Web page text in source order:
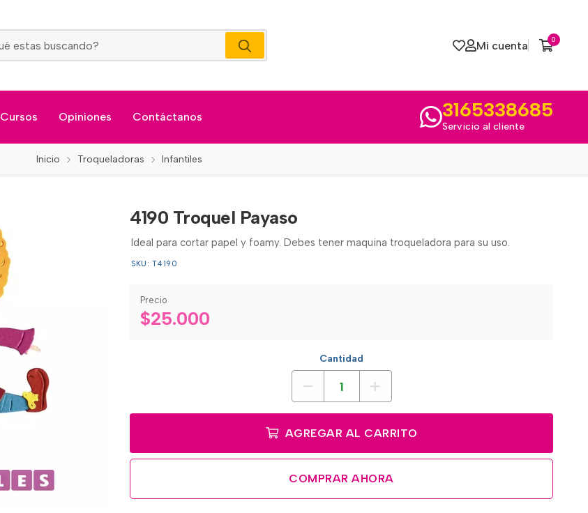
Mi cuenta 0
Cursos Opiniones Contáctanos 3165338685
Servicio al cliente
Inicio Troqueladoras Infantiles
4190 Troquel Payaso
Ideal para cortar papel y foamy. Debes tener maquina troqueladora para su uso.
SKU: T4190
Precio
$25.000
Cantidad
AGREGAR AL CARRITO
COMPRAR AHORA